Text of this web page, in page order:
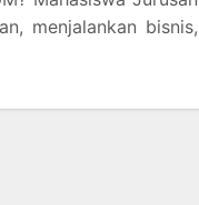
menjalankan bisnis,